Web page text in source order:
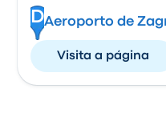
DAeroporto de
Visita a página